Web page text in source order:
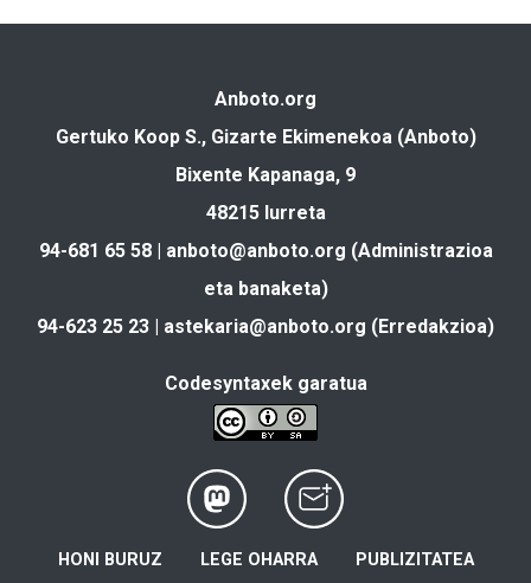
Anboto.org
Gertuko Koop S., Gizarte Ekimenekoa (Anboto)
Bixente Kapanaga, 9
48215 Iurreta
94-681 65 58 | anboto@anboto.org (Administrazioa
eta banaketa)
94-623 25 23 | astekaria@anboto.org (Erredakzioa)
Codesyntaxek garatua
HONI BURUZ LEGE OHARRA PUBLIZITATEA